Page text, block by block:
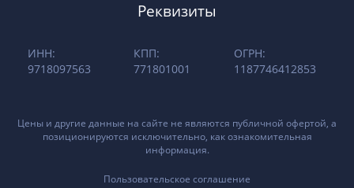
Реквизиты
ИНН:
9718097563
КПП:
771801001
ОГРН:
1187746412853
Цены и другие данные на сайте не являются публичной офертой, а
позиционируются исключительно, как ознакомительная
информация.
Пользовательское соглашение